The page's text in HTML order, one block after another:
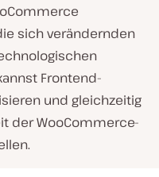
sich verändernden
Frontend-
und gleichzeitig
der WooCommerce-